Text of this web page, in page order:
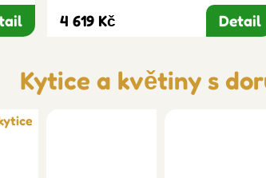
4 619 Kč Detail
Kytice a květiny s